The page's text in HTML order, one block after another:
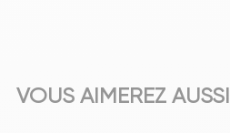
VOUS AIMEREZ AUSSI